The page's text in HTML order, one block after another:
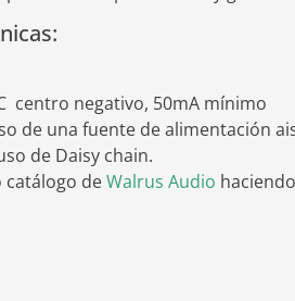
centro negativo, 50mA mínimo
de una fuente de alimentación
de Daisy chain.
catálogo deWalrus Audio